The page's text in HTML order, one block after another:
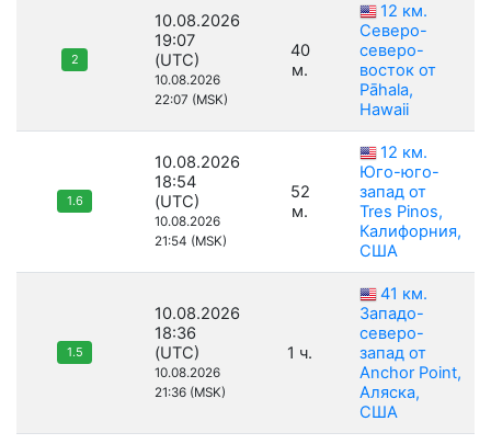
2
10.08.2026
19:07
(UTC)
10.08.2026
22:07 (MSK)
40
м.
12 км.
Северо-
северо-
восток от
Pāhala,
Hawaii
1.6
10.08.2026
18:54
(UTC)
10.08.2026
21:54 (MSK)
52
м.
12 км.
Юго-юго-
запад от
Tres Pinos,
Калифорния,
США
1.5
10.08.2026
18:36
(UTC)
10.08.2026
21:36 (MSK)
1 ч.
41 км.
Западо-
северо-
запад от
Anchor Point,
Аляска,
США